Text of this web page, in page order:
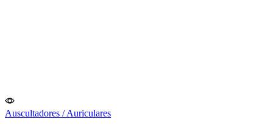
Auscultadores / Auriculares